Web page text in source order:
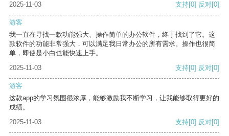
2025-11-03 支持[0] 反对[0]
游客
我一直在寻找一款功能强大、操作简单的办公软件，终于找到了它。这
款软件的功能非常强大，可以满足我日常办公的所有需求。操作也很简
单，即使是小白也能快速上手。
2025-11-03
支持[0] 反对[0]
游客
这款app的学习氛围很浓厚，能够激励我不断学习，让我能够取得更好的
成绩。
2025-11-03
支持[0] 反对[0]